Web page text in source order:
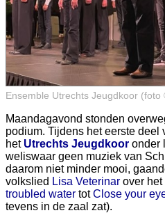
Ensemble Utrechts Jeugdkoor (foto
Maandagavond stonden
podium. Tijdens het eerste deel
het Utrechts Jeugdkoor onder
weliswaar geen muziek van
daarom niet minder mooi,
volkslied Lisa Veterinar over
troubled water totClose your
tevens in de zaal zat).